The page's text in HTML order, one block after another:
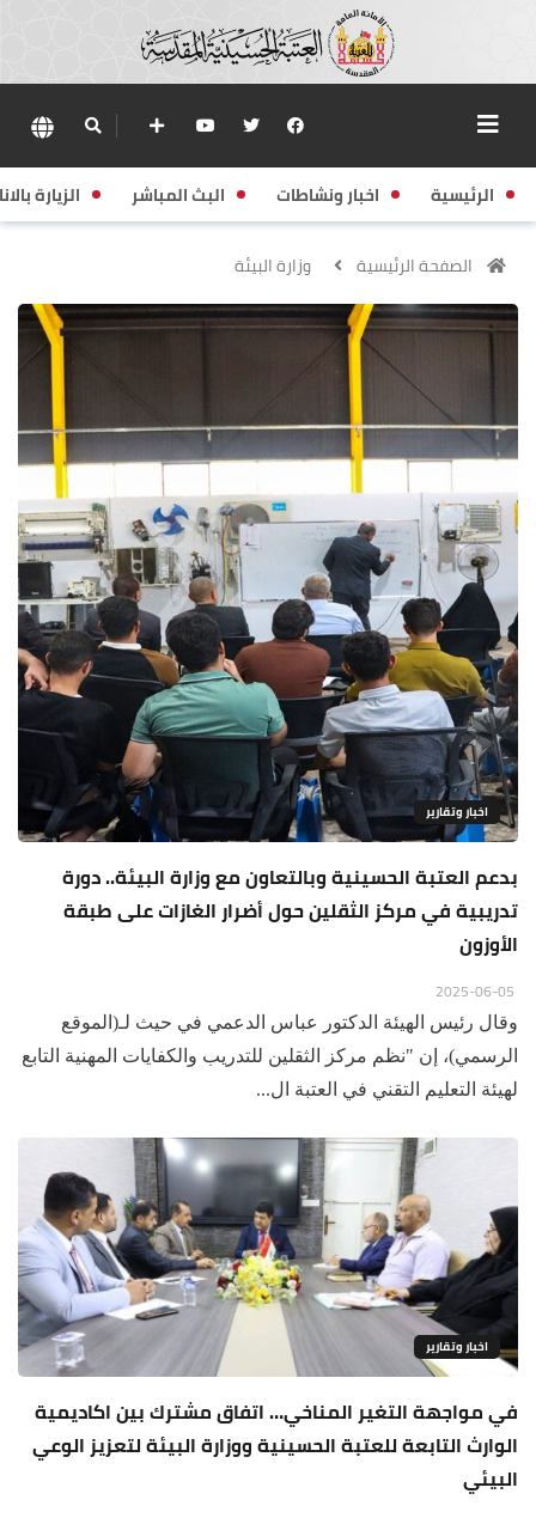
الرئيسية اخبار ونشاطات البث المباشر الزيارة
الصفحة الرئيسية وزارة البيئة
اخبار وتقارير
بدعم العتبة الحسينية وبالتعاون مع وزارة البيئة.. دورة
تدريبية في مركز الثقلين حول أضرار الغازات على طبقة
الأوزون
وقال رئيس الهيئة الدكتور عباس الدعمي في حيث لـ(الموقع
الرسمي)، إن "نظم مركز الثقلين للتدريب والكفايات المهنية التابع
لهيئة التعليم التقني في العتبة ال...
اخبار وتقارير
في مواجهة التغير المناخي… اتفاق مشترك بين اكاديمية
الوارث التابعة للعتبة الحسينية ووزارة البيئة لتعزيز الوعي
البيئي